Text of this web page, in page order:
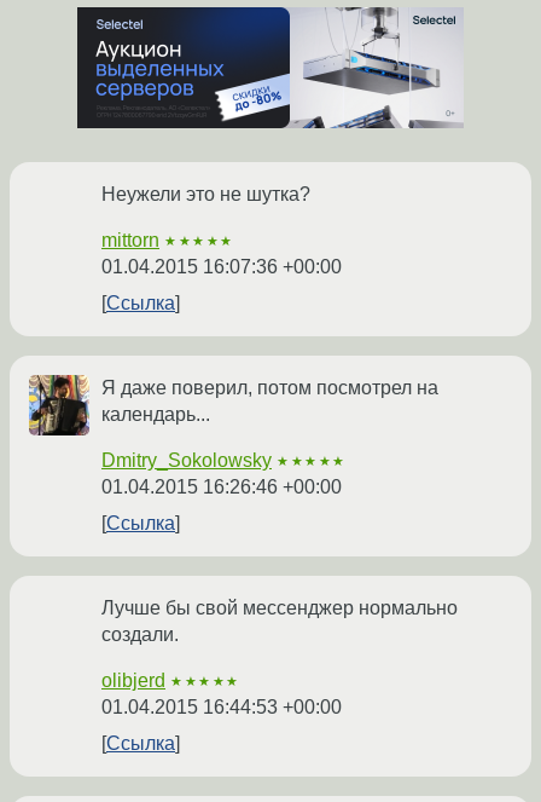
Неужели это не шутка?
mittorn ★★★★★
01.04.2015 16:07:36 +00:00
Ссылка
Я даже поверил, потом посмотрел на
календарь...
Dmitry_Sokolowsky ★★★★★
01.04.2015 16:26:46 +00:00
Ссылка
Лучше бы свой мессенджер нормально
создали.
olibjerd ★★★★★
01.04.2015 16:44:53 +00:00
Ссылка